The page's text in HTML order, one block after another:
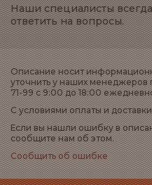
Наши специалисты
ответить на вопросы.
Описание носит
уточнить у наших менеджеров
71-99 с 9:00 до 18:00
С условиями оплаты и
Если вы нашли ошибку в
сообщите нам об этом.
Сообщить об ошибке